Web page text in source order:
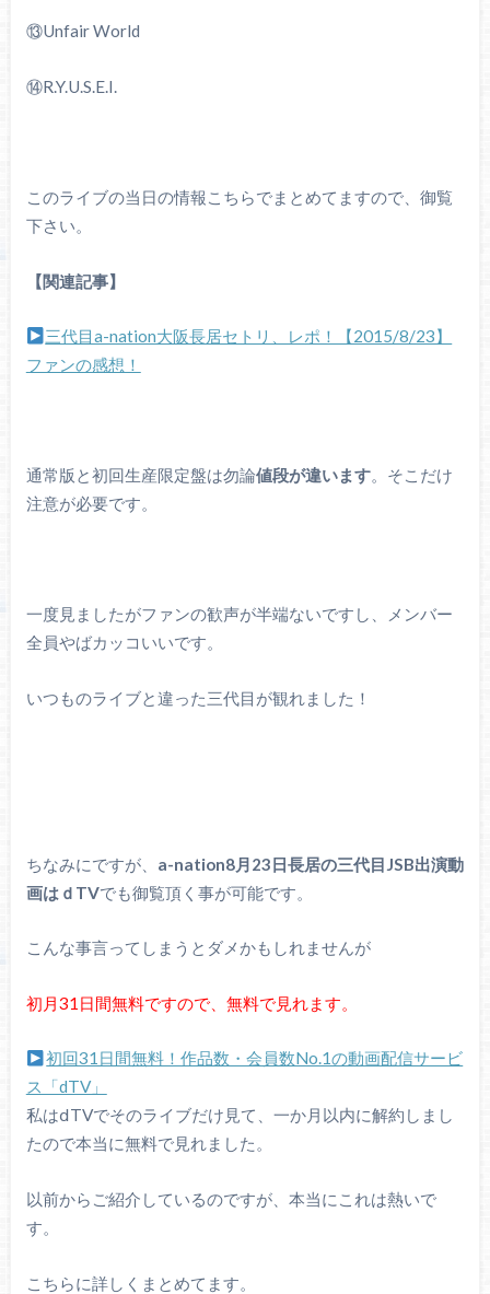
⑬Unfair World
⑭R.Y.U.S.E.I.
このライブの当日の情報こちらでまとめてますので、御覧
下さい。
【関連記事】
三代目a-nation大阪長居セトリ、レポ！【2015/8/23】
ファンの感想！
通常版と初回生産限定盤は勿論値段が違います。そこだけ
注意が必要です。
一度見ましたがファンの歓声が半端ないですし、メンバー
全員やばカッコいいです。
いつものライブと違った三代目が観れました！
ちなみにですが、 a-nation8月23日長居の三代目JSB出演動
画はｄTVでも御覧頂く事が可能です。
こんな事言ってしまうとダメかもしれませんが
初月31日間無料ですので、無料で見れます。
初回31日間無料！作品数・会員数No.1の動画配信サービ
ス「dTV」
私はⅾTVでそのライブだけ見て、一か月以内に解約しまし
たので本当に無料で見れました。
以前からご紹介しているのですが、本当にこれは熱いで
す。
こちらに詳しくまとめてます。